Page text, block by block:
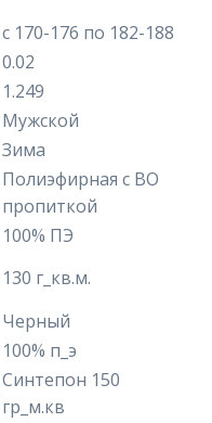
с 170-176 по 182-188
0.02
1.249
Мужской
Зима
Полиэфирная с ВО
пропиткой
100% ПЭ
130 г_кв.м.
Черный
100% п_э
Синтепон 150
гр_м.кв